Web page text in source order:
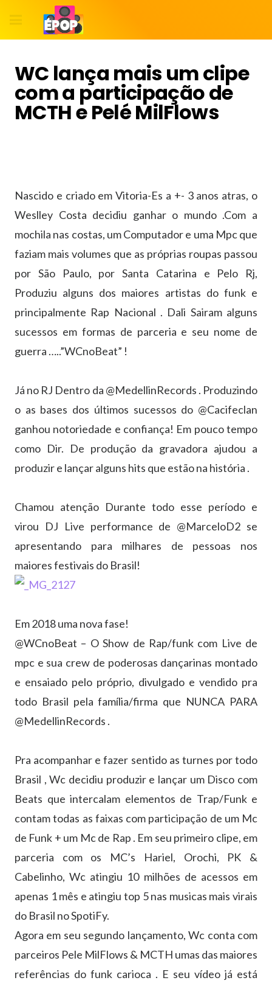
WC lança mais um clipe
com a participação de
MCTH e Pelé MilFlows
Nascido e criado em Vitoria-Es a +- 3 anos atras, o
Weslley Costa decidiu ganhar o mundo .Com a
mochila nas costas, um Computador e uma Mpc que
faziam mais volumes que as próprias roupas passou
por São Paulo, por Santa Catarina e Pelo Rj,
Produziu alguns dos maiores artistas do funk e
principalmente Rap Nacional . Dali Sairam alguns
sucessos em formas de parceria e seu nome de
guerra …..”WCnoBeat” !
Já no RJ Dentro da @MedellinRecords . Produzindo
o as bases dos últimos sucessos do @Cacifeclan
ganhou notoriedade e confiança! Em pouco tempo
como Dir. De produção da gravadora ajudou a
produzir e lançar alguns hits que estão na história .
Chamou atenção Durante todo esse período e
virou DJ Live performance de @MarceloD2 se
apresentando para milhares de pessoas nos
maiores festivais do Brasil!
Em 2018 uma nova fase!
@WCnoBeat – O Show de Rap/funk com Live de
mpc e sua crew de poderosas dançarinas montado
e ensaiado pelo próprio, divulgado e vendido pra
todo Brasil pela família/firma que NUNCA PARA
@MedellinRecords .
Pra acompanhar e fazer sentido as turnes por todo
Brasil , Wc decidiu produzir e lançar um Disco com
Beats que intercalam elementos de Trap/Funk e
contam todas as faixas com participação de um Mc
de Funk + um Mc de Rap . Em seu primeiro clipe, em
parceria com os MC’s Hariel, Orochi, PK &
Cabelinho, Wc atingiu 10 milhões de acessos em
apenas 1 mês e atingiu top 5 nas musicas mais virais
do Brasil no SpotiFy.
Agora em seu segundo lançamento, Wc conta com
parceiros Pele MilFlows & MCTH umas das maiores
referências do funk carioca . E seu vídeo já está